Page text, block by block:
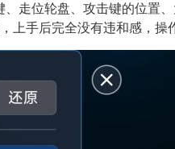
走位轮盘、攻击键的位置
手后完全没有违和感，操